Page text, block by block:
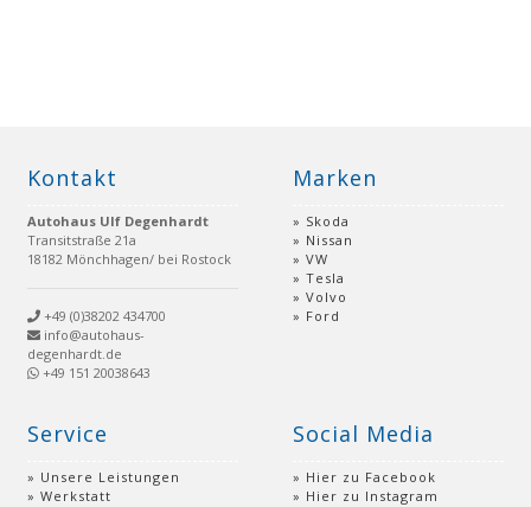
Kontakt
Autohaus Ulf Degenhardt
Transitstraße 21a
18182 Mönchhagen/ bei Rostock
+49 (0)38202 434700
info@autohaus-
degenhardt.de
+49 151 20038643
Marken
Skoda
Nissan
VW
Tesla
Volvo
Ford
Service
Unsere Leistungen
Werkstatt
Social Media
Hier zu Facebook
Hier zu Instagram